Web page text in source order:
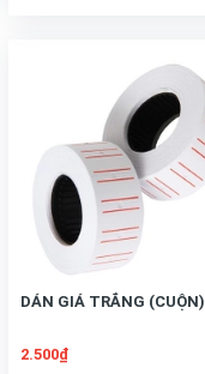
DÁN GIÁ TRẮNG (CUỘN)
2.500₫